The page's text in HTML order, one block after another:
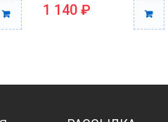
1 140 ₽